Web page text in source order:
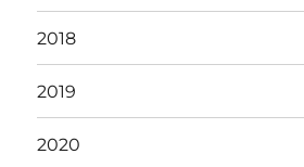
2018
2019
2020